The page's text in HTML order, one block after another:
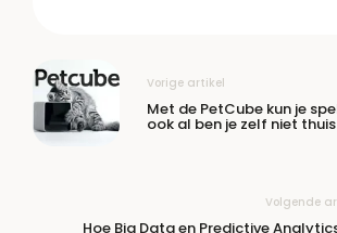
Vorige artikel
Met de PetCube kun je
ook al ben je zelf niet thuis
Volgende
Hoe Big Data en Predictive